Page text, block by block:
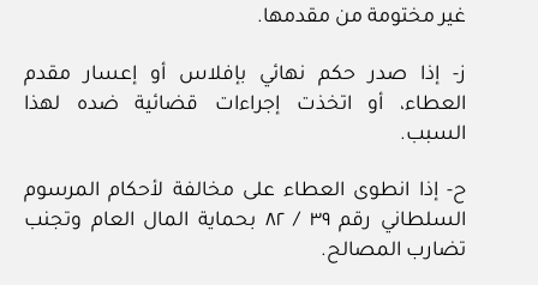
غير مختومة من مقدمها.
ز- إذا صدر حكم نهائي بإفلاس أو إعسار مقدم
العطاء، أو اتخذت إجراءات قضائية ضده لهذا
السبب.
ح- إذا انطوى العطاء على مخالفة لأحكام المرسوم
السلطاني رقم ٣٩ / ٨٢ بحماية المال العام وتجنب
تضارب المصالح.